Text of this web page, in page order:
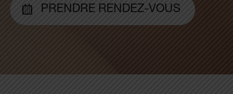
PRENDRE RENDEZ-VOUS